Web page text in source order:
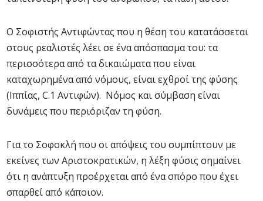
Ο Σοφιστής Αντιφώντας που η θέση του κατατάσσεται
στους ρεαλιστές λέει σε ένα απόσπασμα του: τα
περισσότερα από τα δικαιώματα που είναι
καταχωρημένα από νόμους, είναι εχθροί της φύσης
(Ιππίας, C.1 Αντιφών). Νόμος και σύμβαση είναι
δυνάμεις που περιόριζαν τη φύση.
Για το Σοφοκλή που οι απόψεις του συμπίπτουν με
εκείνες των Αριστοκρατικών, η λέξη φύσις σημαίνει
ότι η ανάπτυξη προέρχεται από ένα σπόρο που έχει
σπαρθεί από κάποιον.